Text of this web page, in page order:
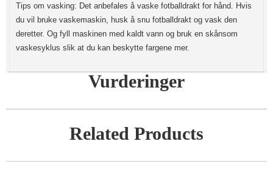
Tips om vasking: Det anbefales å vaske fotballdrakt for hånd. Hvis
du vil bruke vaskemaskin, husk å snu fotballdrakt og vask den
deretter. Og fyll maskinen med kaldt vann og bruk en skånsom
vaskesyklus slik at du kan beskytte fargene mer.
Vurderinger
Related Products